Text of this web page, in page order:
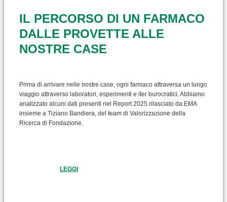
IL PERCORSO DI UN FARMACO
DALLE PROVETTE ALLE
NOSTRE CASE
Prima di arrivare nelle nostre case, ogni farmaco attraversa un lungo
viaggio attraverso laboratori, esperimenti e iter burocratici. Abbiamo
analizzato alcuni dati presenti nel Report 2025 rilasciato da EMA
insieme a Tiziano Bandiera, del team di Valorizzazione della
Ricerca di Fondazione.
LEGGI